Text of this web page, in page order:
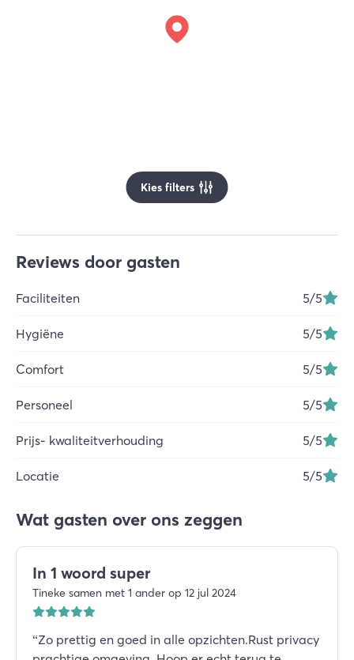
Kies filters
Reviews door gasten
Faciliteiten 5/5
Hygiëne 5/5
Comfort 5/5
Personeel 5/5
Prijs- kwaliteitverhouding 5/5
Locatie 5/5
Wat gasten over ons zeggen
In 1 woord super
Tineke samen met 1 ander op 12 jul 2024
“Zo prettig en goed in alle opzichten.Rust privacy